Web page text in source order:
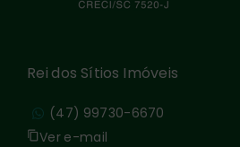
Rei dos Sítios Imóveis
(47) 99730-6670
Ver e-mail